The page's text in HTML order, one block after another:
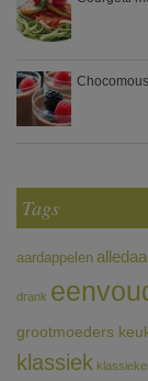
Tags
aardappelen
drank
grootmoeders
klassiek